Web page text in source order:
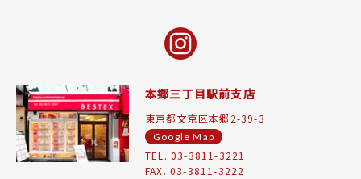
本郷三丁目駅前支店
東京都文京区本郷2-39-3
Google Map
TEL. 03-3811-3221
FAX. 03-3811-3222